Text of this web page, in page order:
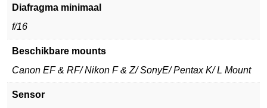
Diafragma minimaal
f/16
Beschikbare mounts
Canon EF & RF/ Nikon F & Z/ SonyE/ Pentax K/ L Mount
Sensor